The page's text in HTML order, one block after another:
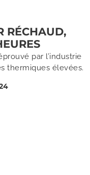
RÉCHAUD,
par l’industrie
thermiques élevées.